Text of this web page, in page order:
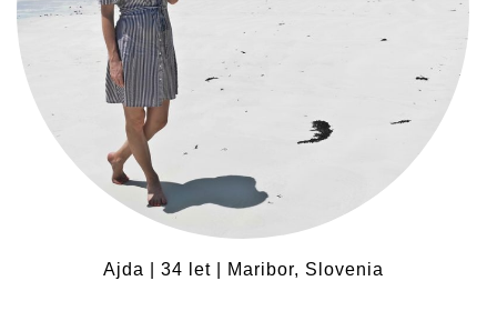
Ajda | 34 let | Maribor, Slovenia